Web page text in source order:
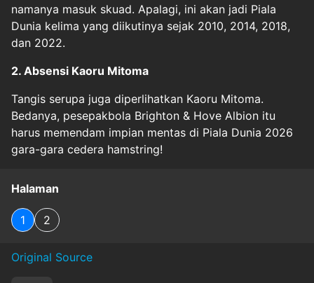
namanya masuk skuad. Apalagi, ini akan jadi Piala
Dunia kelima yang diikutinya sejak 2010, 2014, 2018,
dan 2022.
2. Absensi Kaoru Mitoma
Tangis serupa juga diperlihatkan Kaoru Mitoma.
Bedanya, pesepakbola Brighton & Hove Albion itu
harus memendam impian mentas di Piala Dunia 2026
gara-gara cedera hamstring!
Halaman
1 2
Original Source